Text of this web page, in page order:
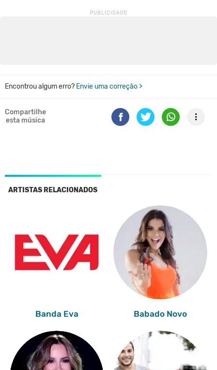
Encontrou algum erro? Envie uma correção >
Compartilhe
esta música
ARTISTAS RELACIONADOS
Banda Eva Babado Novo